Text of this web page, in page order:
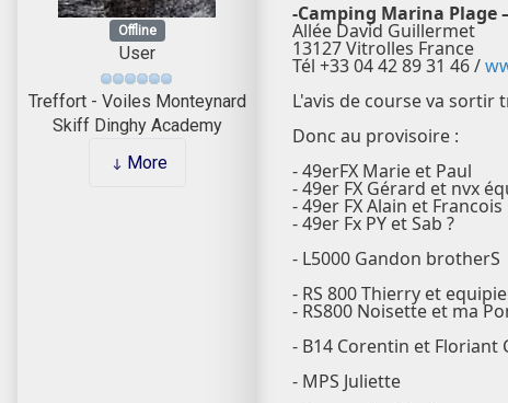
Offline
User
Treffort - Voiles Monteynard
Skiff Dinghy Academy
More
-Camping Marina Plage
Allée David Guillermet
13127 Vitrolles France
Tél +33 04 42 89 31 46 /
L'avis de course va sortir
Donc au provisoire :
- 49erFX Marie et Paul
- 49er FX Gérard et nvx
- 49er FX Alain et Francois
- 49er Fx PY et Sab ?
- L5000 Gandon brotherS
- RS 800 Thierry et
- RS800 Noisette et ma
- B14 Corentin et Floriant
- MPS Juliette